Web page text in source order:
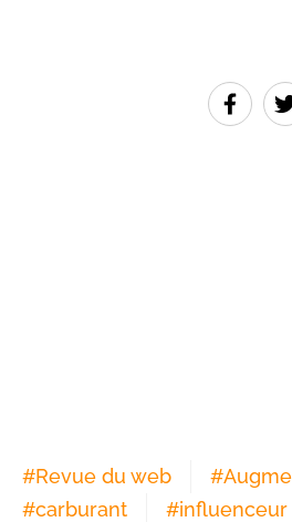
#Revue du web #
#carburant #influenceur